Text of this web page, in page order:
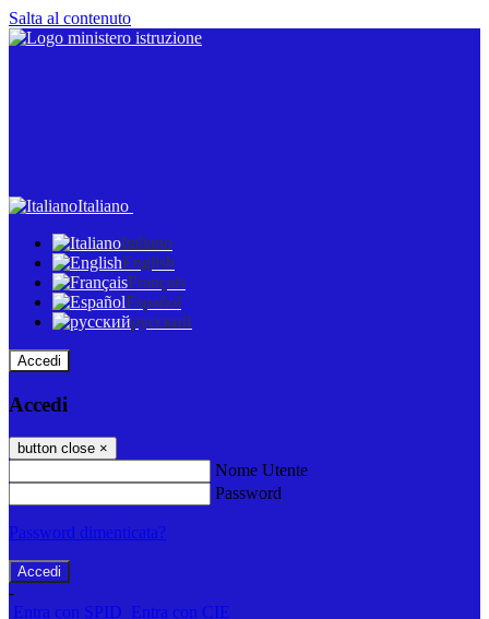
Salta al contenuto
Italiano
Italiano
English
Français
Español
русский
Accedi
Accedi
button close ×
Nome Utente
Password
Password dimenticata?
-
Entra con SPID
Entra con CIE